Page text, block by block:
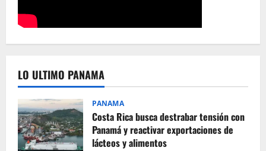
LO ULTIMO PANAMA
PANAMA
Costa Rica busca destrabar tensión con
Panamá y reactivar exportaciones de
lácteos y alimentos